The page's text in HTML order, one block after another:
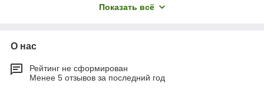
пределами квадрата (Достык -Саина, Раимбека - Аль-
Казахстану 2000 тг, весом от 9 до 14 кг по Казахстану
3000 тг, весом от 14 до 20 кг по Казахстану 4000 тг,
Показать всё
О нас
Рейтинг не сформирован
Менее 5 отзывов за последний год